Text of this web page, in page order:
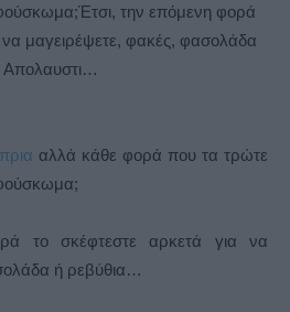
την επόμενη φορά
να μαγειρέψετε, φακές, φασολάδα
Απολαυστι…
αλλά κάθε φορά που τα τρώτε
το σκέφτεστε αρκετά για να
ή ρεβύθια…